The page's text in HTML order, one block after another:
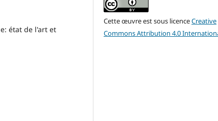
état de l'art et
Cette œuvre est sous licenceCreative
Commons Attribution 4.0